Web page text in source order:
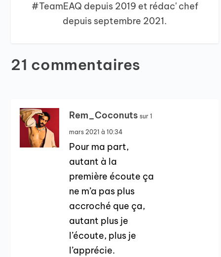
#TeamEAQ depuis 2019 et rédac' chef
depuis septembre 2021.
21 commentaires
Rem_Coconuts sur 1
mars 2021 à 10:34
Pour ma part,
autant à la
première écoute ça
ne m’a pas plus
accroché que ça,
autant plus je
l’écoute, plus je
l’apprécie.